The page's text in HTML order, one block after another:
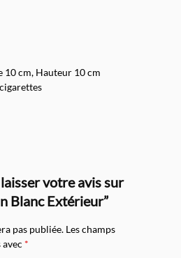
10 cm, Hauteur 10 cm
votre avis sur
Blanc Extérieur”
pas publiée. Les champs
*